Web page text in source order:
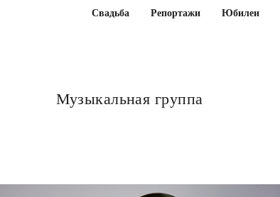
Свадьба Репортажи Юбилеи
Музыкальная группа